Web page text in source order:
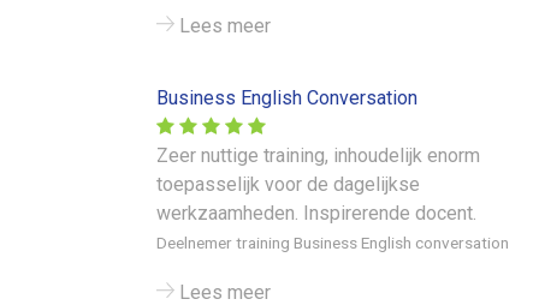
Lees meer
Business English Conversation
Zeer nuttige training, inhoudelijk enorm
toepasselijk voor de dagelijkse
werkzaamheden. Inspirerende docent.
Deelnemer training Business English conversation
Lees meer